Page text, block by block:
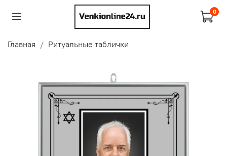
0
Главная Ритуальные таблички